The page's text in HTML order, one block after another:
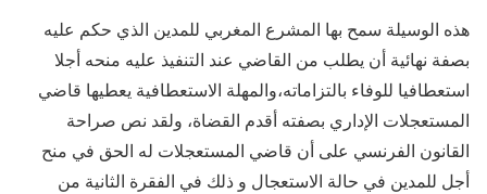
هذه الوسيلة سمح بها المشرع المغربي للمدين الذي حكم عليه
بصفة نهائية أن يطلب من القاضي عند التنفيذ عليه منحه أجلا
استعطافيا للوفاء بالتزاماته،والمهلة الاستعطافية يعطيها قاضي
المستعجلات الإداري بصفته أقدم القضاة، ولقد نص صراحة
القانون الفرنسي على أن قاضي المستعجلات له الحق في منح
أجل للمدين في حالة الاستعجال و ذلك في الفقرة الثانية من